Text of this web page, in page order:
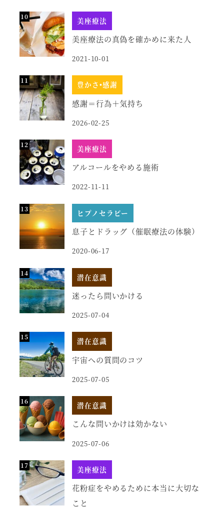
美座療法
美座療法の真偽を確かめに来た人
2021-10-01
豊かさ•感謝
感謝＝行為＋気持ち
2026-02-25
美座療法
アルコールをやめる施術
2022-11-11
ヒプノセラピー
息子とドラッグ（催眠療法の体験）
2020-06-17
潜在意識
迷ったら問いかける
2025-07-04
潜在意識
宇宙への質問のコツ
2025-07-05
潜在意識
こんな問いかけは効かない
2025-07-06
美座療法
花粉症をやめるために本当に大切な
こと